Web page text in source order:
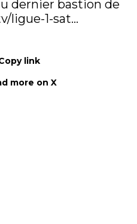
dernier bastion de
ligue-1-sat…
link
more on X